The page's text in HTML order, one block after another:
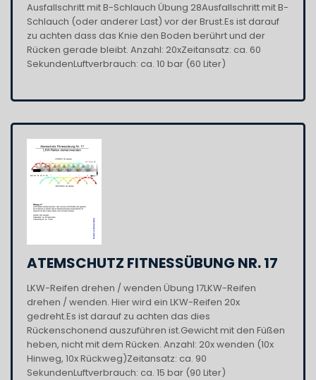
Ausfallschritt mit B-Schlauch Übung 28Ausfallschritt mit B-
Schlauch (oder anderer Last) vor der Brust.Es ist darauf
zu achten dass das Knie den Boden berührt und der
Rücken gerade bleibt. Anzahl: 20xZeitansatz: ca. 60
SekundenLuftverbrauch: ca. 10 bar (60 Liter)
ATEMSCHUTZ FITNESSÜBUNG NR. 17
LKW-Reifen drehen / wenden Übung 17LKW-Reifen
drehen / wenden. Hier wird ein LKW-Reifen 20x
gedreht.Es ist darauf zu achten das dies
Rückenschonend auszuführen ist.Gewicht mit den Füßen
heben, nicht mit dem Rücken. Anzahl: 20x wenden (10x
Hinweg, 10x Rückweg)Zeitansatz: ca. 90
SekundenLuftverbrauch: ca. 15 bar (90 Liter)